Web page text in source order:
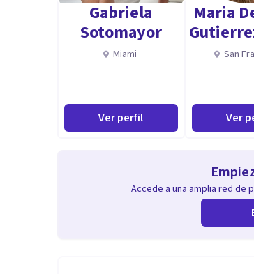
Gabriela
Sotomayor
Miami
Ver perfil
Maria
San
Ver
Accede a una amplia red de